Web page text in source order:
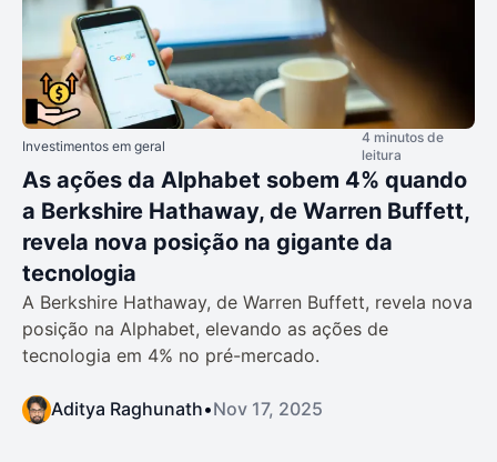
Investimentos em geral
4 minutos de
leitura
As ações da Alphabet sobem 4% quando
a Berkshire Hathaway, de Warren Buffett,
revela nova posição na gigante da
tecnologia
A Berkshire Hathaway, de Warren Buffett, revela nova
posição na Alphabet, elevando as ações de
tecnologia em 4% no pré-mercado.
Aditya Raghunath•Nov 17, 2025